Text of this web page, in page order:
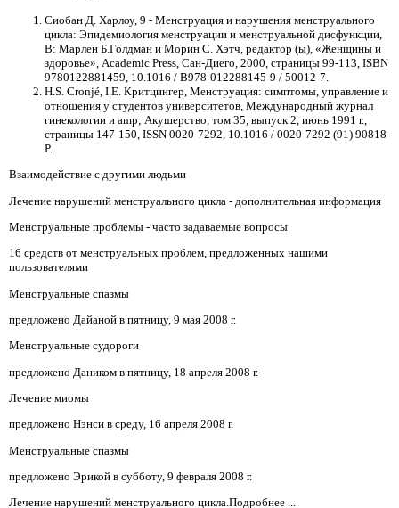
Сиобан Д. Харлоу, 9 - Менструация и нарушения менструального
цикла: Эпидемиология менструации и менструальной дисфункции,
В: Марлен Б.Голдман и Морин С. Хэтч, редактор (ы), «Женщины и
здоровье», Academic Press, Сан-Диего, 2000, страницы 99-113, ISBN
9780122881459, 10.1016 / B978-012288145-9 / 50012-7.
H.S. Cronjé, I.E. Критцингер, Менструация: симптомы, управление и
отношения у студентов университетов, Международный журнал
гинекологии и amp; Акушерство, том 35, выпуск 2, июнь 1991 г.,
страницы 147-150, ISSN 0020-7292, 10.1016 / 0020-7292 (91) 90818-
P.
Взаимодействие с другими людьми
Лечение нарушений менструального цикла - дополнительная информация
Менструальные проблемы - часто задаваемые вопросы
16 средств от менструальных проблем, предложенных нашими
пользователями
Менструальные спазмы
предложено Дайаной в пятницу, 9 мая 2008 г.
Менструальные судороги
предложено Даником в пятницу, 18 апреля 2008 г.
Лечение миомы
предложено Нэнси в среду, 16 апреля 2008 г.
Менструальные спазмы
предложено Эрикой в ​​субботу, 9 февраля 2008 г.
Лечение нарушений менструального цикла.Подробнее ...